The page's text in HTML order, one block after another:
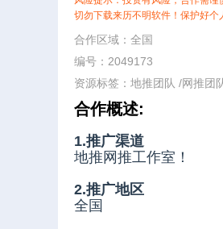
切勿下载来历不明软件！保护好个
合作区域：全国
编号：2049173
资源标签： 地推团队 /网推团
合作概述:
1.推广渠道
地推网推工作室！
2.推广地区
全国